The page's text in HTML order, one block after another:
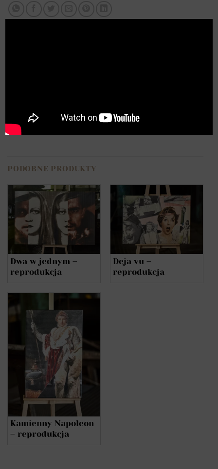
Obraz drukowany cyfrowo na wysokiej jakości
płótnie.
PODOBNE PRODUKTY
Dwa w jednym –
reprodukcja
Deja vu –
reprodukcja
Kamienny Napoleon
– reprodukcja